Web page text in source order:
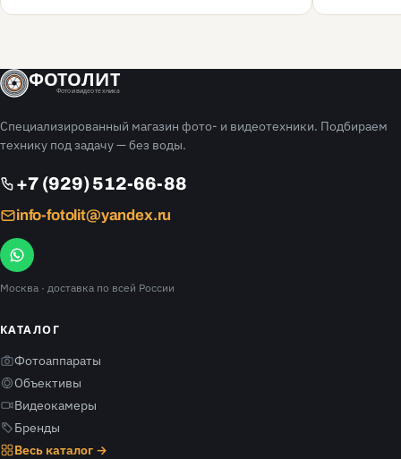
ФОТОЛИТ
Фото и видео техника
Специализированный магазин фото- и видеотехники. Подбираем
технику под задачу — без воды.
+7 (929) 512-66-88
info-fotolit@yandex.ru
Москва · доставка по всей России
КАТАЛОГ
Фотоаппараты
Объективы
Видеокамеры
Бренды
Весь каталог →